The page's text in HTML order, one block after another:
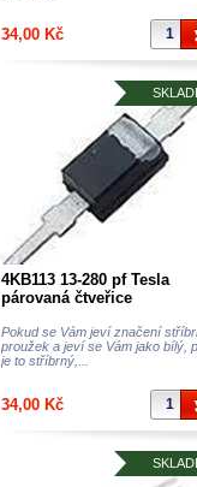
34,00 Kč
4KB113 13-280 pf Tesla
párovaná čtveřice
Pokud se Vám jeví značení
proužek a jeví se Vám jako bílý,
je to stříbrný,...
34,00 Kč